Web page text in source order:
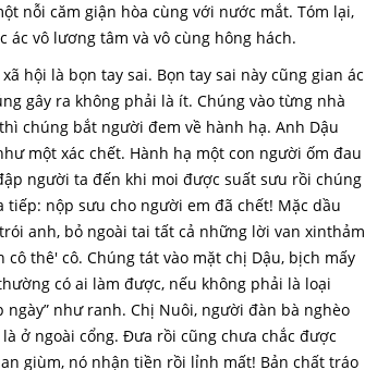
nỗi căm giận hòa cùng với nước mắt. Tóm lại,
vô lương tâm và vô cùng hông hách.
hội là bọn tay sai. Bọn tay sai này cũng gian ác
gây ra không phải là ít. Chúng vào từng nhà
chúng bắt người đem về hành hạ. Anh Dậu
một xác chết. Hành hạ một con người ốm đau
người ta đến khi moi được suất sưu rồi chúng
nộp sưu cho người em đã chết! Mặc dầu
anh, bỏ ngoài tai tất cả những lời van xinthảm
thê' cô. Chúng tát vào mặt chị Dậu, bịch mấy
có ai làm được, nếu không phải là loại
như ranh. Chị Nuôi, người đàn bà nghèo
ở ngoài cổng. Đưa rồi cũng chưa chắc được
giùm, nó nhận tiền rồi lỉnh mất! Bản chất tráo